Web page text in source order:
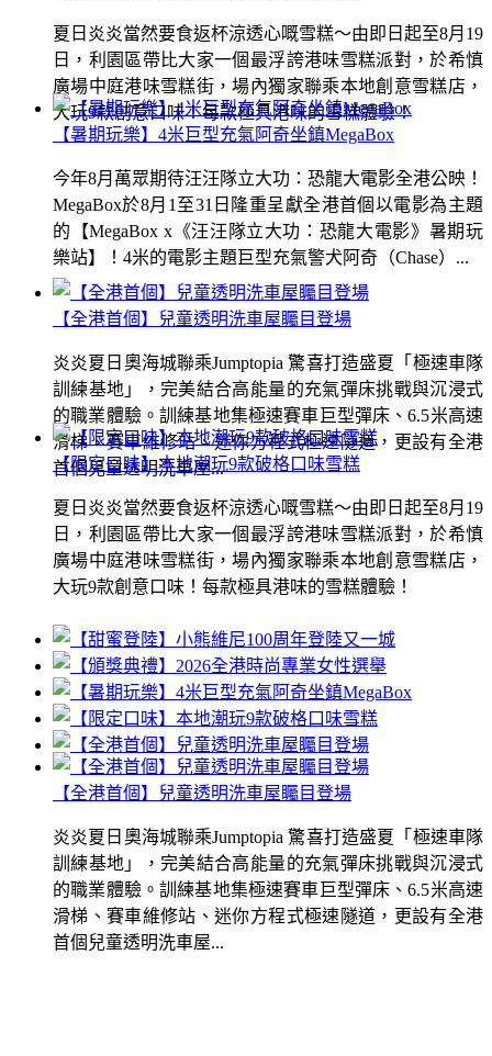
夏日炎炎當然要食返杯涼透心嘅雪糕～由即日起至8月19
日，利園區帶比大家一個最浮誇港味雪糕派對，於希慎
廣場中庭港味雪糕街，場內獨家聯乘本地創意雪糕店，
大玩9款創意口味！每款極具港味的雪糕體驗！
【全港首個】兒童透明洗車屋矚目登場
炎炎夏日奧海城聯乘Jumptopia 驚喜打造盛夏「極速車隊
訓練基地」，完美結合高能量的充氣彈床挑戰與沉浸式
的職業體驗。訓練基地集極速賽車巨型彈床、6.5米高速
滑梯、賽車維修站、迷你方程式極速隧道，更設有全港
首個兒童透明洗車屋...
【暑期玩樂】4米巨型充氣阿奇坐鎮MegaBox
今年8月萬眾期待汪汪隊立大功：恐龍大電影全港公映！
MegaBox於8月1至31日隆重呈獻全港首個以電影為主題
的【MegaBox x《汪汪隊立大功：恐龍大電影》暑期玩
樂站】！4米的電影主題巨型充氣警犬阿奇（Chase）...
【限定口味】本地潮玩9款破格口味雪糕
夏日炎炎當然要食返杯涼透心嘅雪糕～由即日起至8月19
日，利園區帶比大家一個最浮誇港味雪糕派對，於希慎
廣場中庭港味雪糕街，場內獨家聯乘本地創意雪糕店，
大玩9款創意口味！每款極具港味的雪糕體驗！
【全港首個】兒童透明洗車屋矚目登場
炎炎夏日奧海城聯乘Jumptopia 驚喜打造盛夏「極速車隊
訓練基地」，完美結合高能量的充氣彈床挑戰與沉浸式
的職業體驗。訓練基地集極速賽車巨型彈床、6.5米高速
滑梯、賽車維修站、迷你方程式極速隧道，更設有全港
首個兒童透明洗車屋...